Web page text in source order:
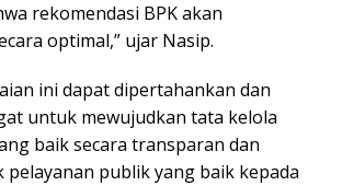
rekomendasi BPK akan
optimal,” ujar Nasip.
ini dapat dipertahankan dan
untuk mewujudkan tata kelola
baik secara transparan dan
publik yang baik kepada